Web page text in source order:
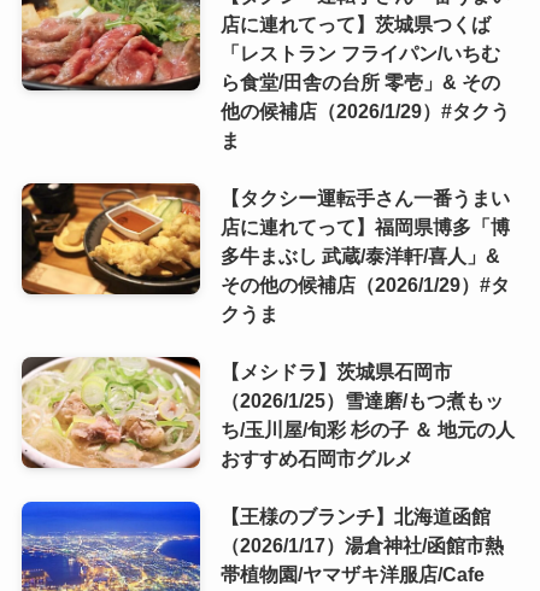
店に連れてって】茨城県つくば
「レストラン フライパン/いちむ
ら食堂/田舎の台所 零壱」& その
他の候補店（2026/1/29）#タクう
ま
【タクシー運転手さん一番うまい
店に連れてって】福岡県博多「博
多牛まぶし 武蔵/泰洋軒/喜人」&
その他の候補店（2026/1/29）#タ
クうま
【メシドラ】茨城県石岡市
（2026/1/25）雪達磨/もつ煮もッ
ち/玉川屋/旬彩 杉の子 ＆ 地元の人
おすすめ石岡市グルメ
【王様のブランチ】北海道函館
（2026/1/17）湯倉神社/函館市熱
帯植物園/ヤマザキ洋服店/Cafe